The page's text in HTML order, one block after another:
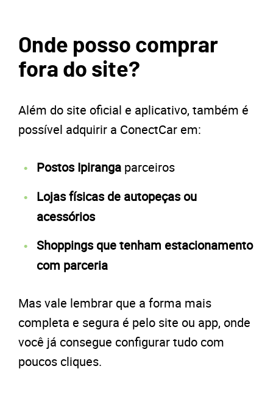
Onde posso comprar
fora do site?
Além do site oficial e aplicativo, também é
possível adquirir a ConectCar em:
Postos Ipiranga parceiros
Lojas físicas de autopeças ou
acessórios
Shoppings que tenham estacionamento
com parceria
Mas vale lembrar que a forma mais
completa e segura é pelo site ou app, onde
você já consegue configurar tudo com
poucos cliques.